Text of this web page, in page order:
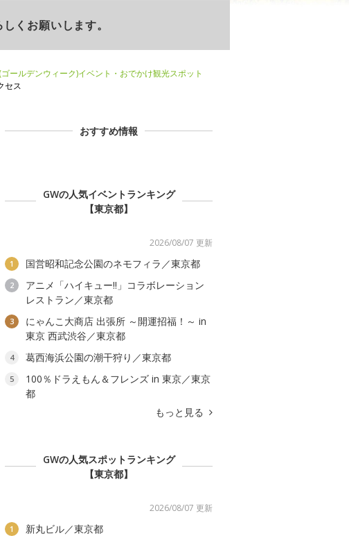
くお願いします。
ールデンウィーク)イベント・おでかけ観光スポット
セス
おすすめ情報
GWの人気イベントランキング
【東京都】
2026/08/07 更新
1 国営昭和記念公園のネモフィラ／東京都
2
アニメ「ハイキュー!!」コラボレーション
レストラン／東京都
3
にゃんこ大商店 出張所 ～開運招福！～ in
東京 西武渋谷／東京都
4 葛西海浜公園の潮干狩り／東京都
5
100％ドラえもん＆フレンズ in 東京／東京
都
もっと見る
GWの人気スポットランキング
【東京都】
2026/08/07 更新
1 新丸ビル／東京都